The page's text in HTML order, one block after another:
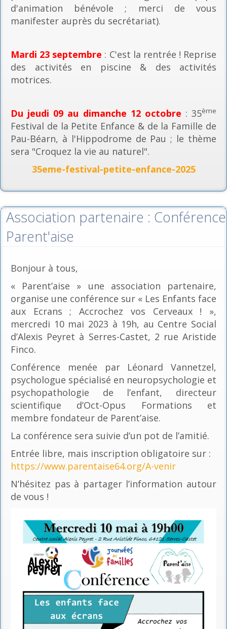
d'animation bénévole ; merci de vous
manifester auprès du secrétariat).
Mardi 23 septembre : C'est la rentrée ! Reprise
des activités en piscine & des activités
motrices.
Du jeudi 09 au dimanche 12 octobre : 35ème
Festival de la Petite Enfance & de la Famille de
Pau-Béarn, à l'Hippodrome de Pau ; le thème
sera "Croquez la vie au naturel".
35eme-festival-petite-enfance-2025
Association partenaire : Conférence
Parent'aise
Bonjour à tous,
« Parent’aise » une association partenaire,
organise une conférence sur « Les Enfants face
aux Ecrans ; Accrochez vos Cerveaux ! »,
mercredi 10 mai 2023 à 19h, au Centre Social
d’Alexis Peyret à Serres-Castet, 2 rue Aristide
Finco.
Conférence menée par Léonard Vannetzel,
psychologue spécialisé en neuropsychologie et
psychopathologie de l’enfant, directeur
scientifique d’Oct-Opus Formations et
membre fondateur de Parent’aise.
La conférence sera suivie d’un pot de l’amitié.
Entrée libre, mais inscription obligatoire sur :
https://www.parentaise64.org/A-venir
N’hésitez pas à partager l’information autour
de vous !